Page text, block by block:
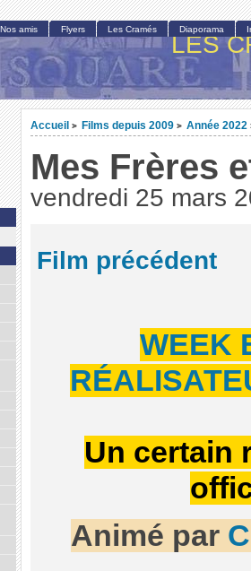
LES
Accueil > Films depuis 2009 > Année 2022
Mes Frères
vendredi 25 mars
Film précédent
WEEK
Un certain
Animé par
Nos amis Flyers Les Cramés Diaporama